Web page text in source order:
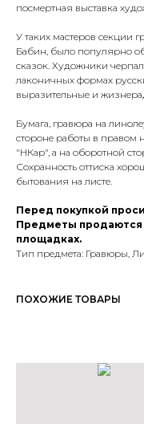
посмертная выставка
У таких мастеров секции
Бабин, было популярно
сказок. Художники
лаконичных формах
выразительные и
Бумага, гравюра на
стороне работы в правом
"НКар", а на оборотной
Сохранность оттиска
бытования на листе.
Перед покупкой
Предметы продаются
площадках.
Тип предмета: Гравюры,
ПОХОЖИЕ ТОВАРЫ